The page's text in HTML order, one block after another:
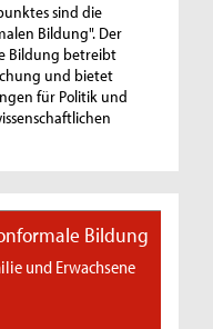
sind die
Bildung". Der
Bildung betreibt
und bietet
für Politik und
Bildung
und Erwachsene